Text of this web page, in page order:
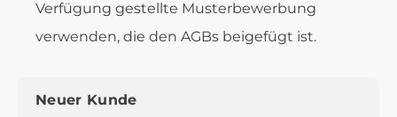
Verfügung gestellte Musterbewerbung
verwenden, die den AGBs beigefügt ist.
Neuer Kunde